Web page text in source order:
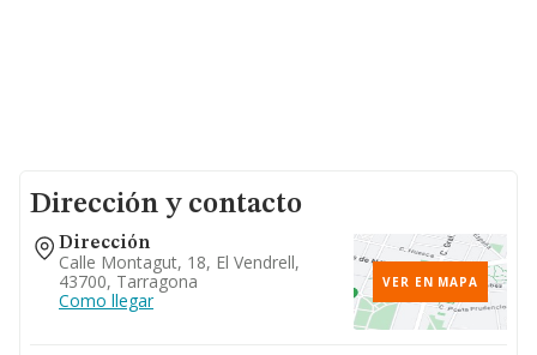
Dirección y contacto
Dirección
Calle Montagut, 18, El Vendrell,
43700, Tarragona
Como llegar
VER EN MAPA